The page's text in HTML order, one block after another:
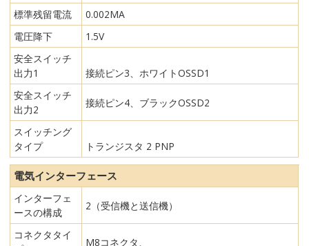
標準残留電流
0.002MA
電圧降下
1.5V
安全スイッチ
出力1
接続ピン3、ホワイトOSSD1
安全スイッチ
出力2
接続ピン4、ブラックOSSD2
スイッチング
タイプ
トランジスタ 2 PNP
電気インターフェース
インターフェ
ースの構成
2（受信機と送信機）
コネクタタイ
M8コネクタ、